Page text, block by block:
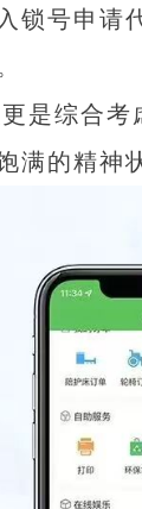
锁号申请
是综合考
满的精神